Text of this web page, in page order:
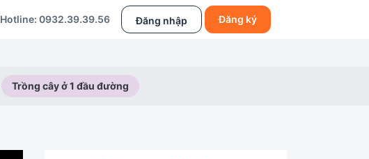
Hotline: 0932.39.39.56 Đăng nhập Đăng ký
Trồng cây ở 1 đầu đường